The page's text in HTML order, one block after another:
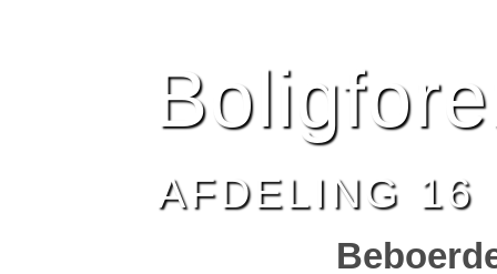
AFDELING 16